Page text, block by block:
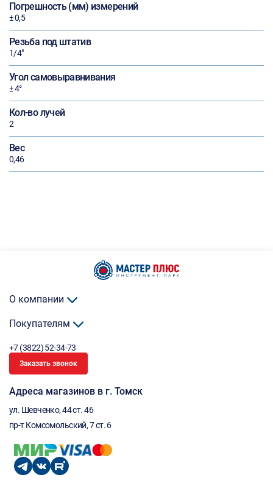
Погрешность (мм) измерений
± 0,5
Резьба под штатив
1/4"
Угол самовыравнивания
± 4°
Кол-во лучей
2
Вес
0,46
О компании
Покупателям
+7 (3822) 52-34-73
Заказать звонок
Адреса магазинов в г. Томск
ул. Шевченко, 44 ст. 46
пр-т Комсомольский, 7 ст. 6